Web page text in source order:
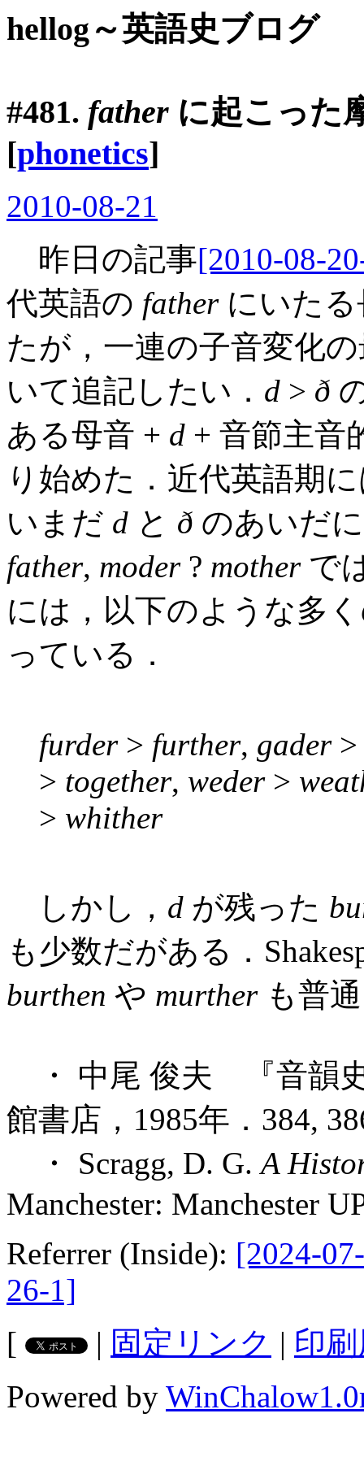
hellog～英語史ブログ
#481. father に起こった
[phonetics]
2010-08-21
昨日の記事[2010-08-
代英語の fatherにいたる
たが，一連の子音変化
いて追記したい． d > ð
ある母音 + d + 音節主音
り始めた．近代英語期
いまだ d と ð のあいだ
father, moder? motherで
には，以下のような多
っている．
furder> further, gader
> together, weder>
> whither
しかし， d が残った
も少数だがある．
burthen や murtherも普通
・ 中尾 俊夫 『音韻
館書店，1985年．384,
・ Scragg, D. G.A
Manchester: Manchester
Referrer (Inside): [2024-
26-1]
[
| 固定リンク | 印
Powered by